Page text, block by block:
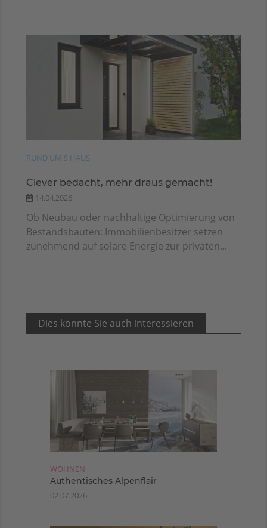
RUND UM'S HAUS
Clever bedacht, mehr draus gemacht!
14.04.2026
Ob Neubau oder nachhaltige Optimierung von
Bestandsbauten: Immobilienbesitzer setzen
zunehmend auf solare Energie zur privaten...
Dies könnte Sie auch interessieren
WOHNEN
Authentisches Alpenflair
02.07.2026